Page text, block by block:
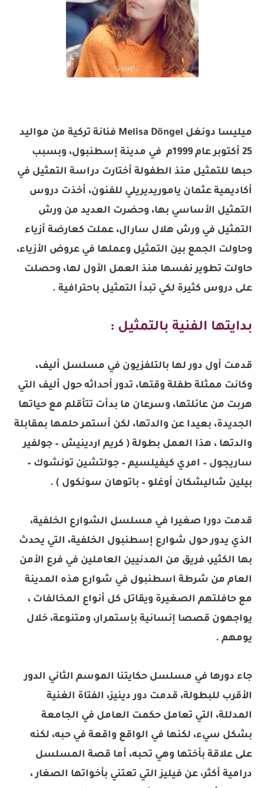
ميليسا دونغل Melisa Döngel فنانة تركية من مواليد
25 أكتوبر عام 1999م في مدينة إسطنبول، وبسبب
حبها للتمثيل منذ الطفولة أختارت دراسة التمثيل في
أكاديمية عثمان ياموريديريلي للفنون، أخذت دروس
التمثيل الأساسي بها، وحضرت العديد من ورش
التمثيل في ورش هلال سارال، عملت كعارضة أزياء
وحاولت الجمع بين التمثيل وعملها في عروض الأزياء،
حاولت تطوير نفسها منذ العمل الأول لها، وحصلت
على دروس كثيرة لكي تبدأ التمثيل باحترافية .
بدايتها الفنية بالتمثيل :
قدمت أول دور لها بالتلفزيون في مسلسل أليف،
وكانت ممثلة طفلة وقتها، تدور أحداثه حول أليف التي
هربت من عائلتها، وسرعان ما بدأت تتأقلم مع حياتها
الجديدة، بعيدا عن والدتها، لكن أستمر حلمها بمقابلة
والدتها ، هذا العمل بطولة ( كريم اردينيش – جولفير
ساريجول – امري كيفيلسيم – جولتشين تونشوك –
بيلين شاليشكان أوغلو – باتوهان سونكول ) .
قدمت دورا صغيرا في مسلسل الشوارع الخلفية،
الذي يدور حول شوارع إسطنبول الخلفية، التي يحدث
بها الكثير، فريق من المدنيين العاملين في فرع الأمن
العام من شرطة اسطنبول في شوارع هذه المدينة
مع حافلتهم الصغيرة ويقاتل كل أنواع المخالفات ،
يواجهون قصصا إنسانية بإستمرار، ومتنوعة، خلال
يومهم .
جاء دورها في مسلسل حكايتنا الموسم الثاني الدور
الأقرب للبطولة، قدمت دور دينيز، الفتاة الغنية
المدللة، التي تعامل حكمت العامل في الجامعة
بشكل سيء، لكنها في الواقع واقعة في حبه، لكنه
على علاقة بأختها وهي تحبه، أما قصة المسلسل
درامية أكثر، عن فيليز التي تعتني بأخواتها الصغار ،